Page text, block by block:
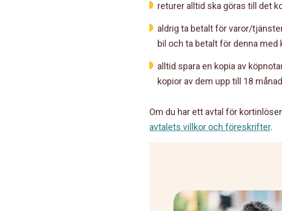
returer alltid ska göras till det
aldrig ta betalt för varor/
bil och ta betalt för denna
alltid spara en kopia av
kopior av dem upp till 18
Om du har ett avtal för
avtalets villkor och föreskrifter.